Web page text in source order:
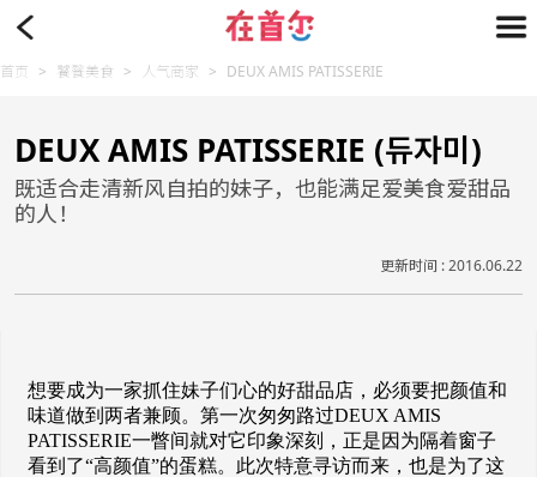
首页 > 饕餮美食 > 人气商家 > DEUX AMIS PATISSERIE
DEUX AMIS PATISSERIE (듀자미)
既适合走清新风自拍的妹子，也能满足爱美食爱甜品
的人！
更新时间 : 2016.06.22
想要成为一家抓住妹子们心的好甜品店，必须要把颜值和
味道做到两者兼顾。第一次匆匆路过DEUX AMIS
PATISSERIE一瞥间就对它印象深刻，正是因为隔着窗子
看到了“高颜值”的蛋糕。此次特意寻访而来，也是为了这